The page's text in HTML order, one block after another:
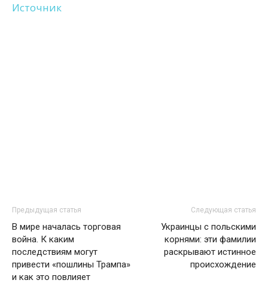
Источник
Предыдущая статья
В мире началась торговая
война. К каким
последствиям могут
привести «пошлины Трампа»
и как это повлияет
Следующая статья
Украинцы с польскими
корнями: эти фамилии
раскрывают истинное
происхождение